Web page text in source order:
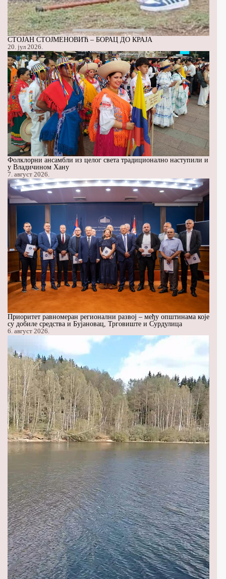
СТОЈАН СТОЈМЕНОВИЋ – БОРАЦ ДО КРАЈА
20. јул 2026.
Фолклорни ансамбли из целог света традиционално наступили и
у Владичином Хану
7. август 2026.
Приоритет равномеран регионални развој – међу општинама које
су добиле средства и Бујановац, Трговиште и Сурдулица
6. август 2026.